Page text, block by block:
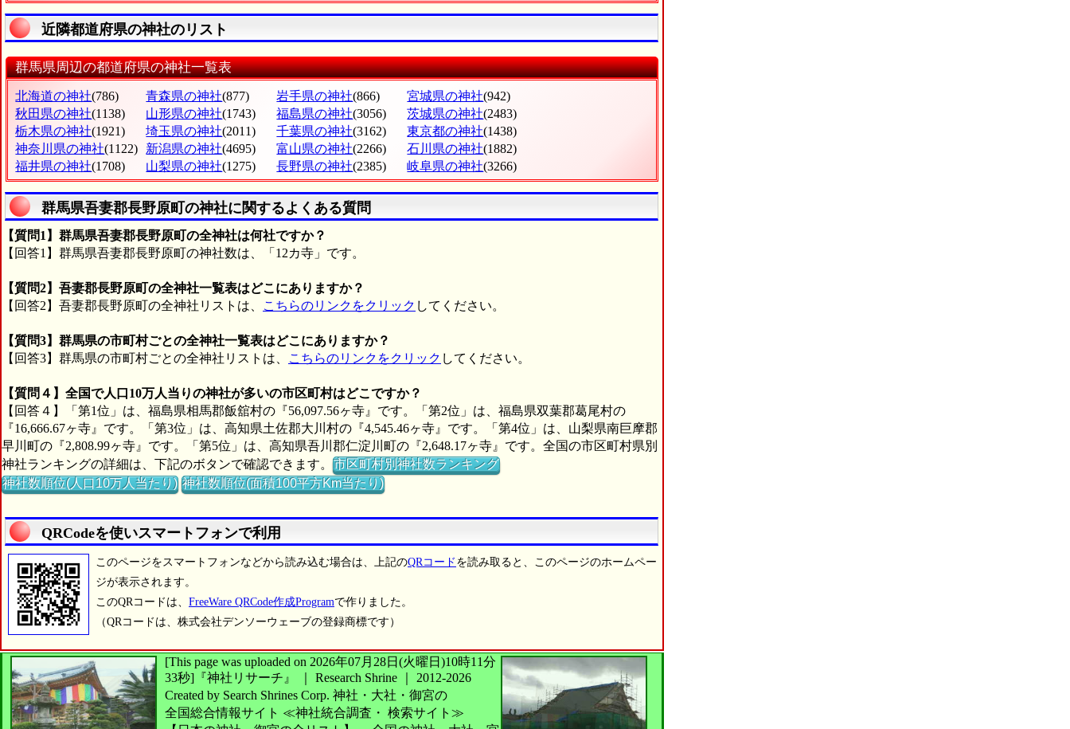
近隣都道府県の神社のリスト
群馬県周辺の都道府県の神社一覧表
北海道の神社(786) 青森県の神社(877) 岩手県の神社(866) 宮城県の神社(942)
秋田県の神社(1138) 山形県の神社(1743) 福島県の神社(3056) 茨城県の神社(2483)
栃木県の神社(1921) 埼玉県の神社(2011) 千葉県の神社(3162) 東京都の神社(1438)
神奈川県の神社(1122) 新潟県の神社(4695) 富山県の神社(2266) 石川県の神社(1882)
福井県の神社(1708) 山梨県の神社(1275) 長野県の神社(2385) 岐阜県の神社(3266)
群馬県吾妻郡長野原町の神社に関するよくある質問
【質問1】群馬県吾妻郡長野原町の全神社は何社ですか？
【回答1】群馬県吾妻郡長野原町の神社数は、「12カ寺」です。
【質問2】吾妻郡長野原町の全神社一覧表はどこにありますか？
【回答2】吾妻郡長野原町の全神社リストは、
こちらのリンクをクリック してください。
【質問3】群馬県の市町村ごとの全神社一覧表はどこにありますか？
【回答3】群馬県の市町村ごとの全神社リストは、
こちらのリンクをクリック してください。
【質問４】全国で人口10万人当りの神社が多いの市区町村はどこですか？
【回答４】「第1位」は、福島県相馬郡飯舘村の『56,097.56ヶ寺』です。「第2位」は、福島県双葉郡葛尾村の
『16,666.67ヶ寺』です。「第3位」は、高知県土佐郡大川村の『4,545.46ヶ寺』です。「第4位」は、山梨県南巨摩郡
早川町の『2,808.99ヶ寺』です。「第5位」は、高知県吾川郡仁淀川町の『2,648.17ヶ寺』です。全国の市区町村県別
神社ランキングの詳細は、下記のボタンで確認できます。市区町村別神社数ランキング
神社数順位(人口10万人当たり) 神社数順位(面積100平方Km当たり)
QRCodeを使いスマートフォンで利用
このページをスマートフォンなどから読み込む場合は、上記のQRコード を読み取ると、このページのホームペー
ジが表示されます。
このQRコードは、 FreeWare QRCode作成Programで作りました。
（QRコードは、株式会社デンソーウェーブの登録商標です）
[This page was uploaded on 2026年07月28日(火曜日)10時11分
33秒] 『神社リサーチ』 ｜ Research Shrine
2012-2026
Created by Search Shrines Corp. 神社・大社・御宮の
全国総合情報サイト ≪神社統合調査・ 検索サイト≫